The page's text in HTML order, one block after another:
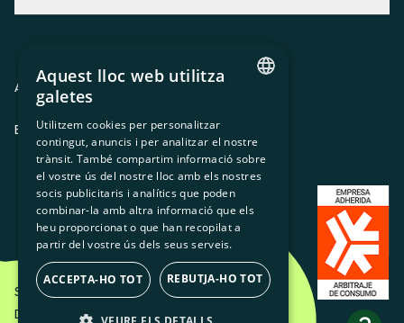
Premsa
Treballa amb nosaltres
Avis legal Política de privacitatPolítica de cookies
ES CAGLEU
Som Energia SCCL - 2026
Disseny Creatiu d'Etéreo Design.
SPANISH
GL
BASQUE
Aquest lloc web utilitza
galetes
Utilitzem cookies per personalitzar
contingut, anuncis i per analitzar el nostre
trànsit. També compartim informació sobre
el vostre ús del nostre lloc amb els nostres
socis publicitaris i analítics que poden
combinar-la amb altra informació que els
heu proporcionat o que han recopilat a
partir del vostre ús dels seus serveis.
ACCEPTA-HO TOT REBUTJA-HO TOT